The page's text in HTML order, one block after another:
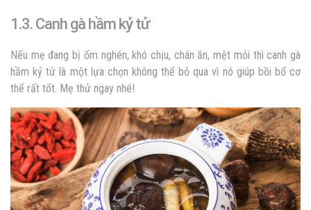
1.3. Canh gà hầm kỷ tử
Nếu mẹ đang bị ốm nghén, khó chịu, chán ăn, mệt mỏi thì canh gà
hầm kỷ tử là một lựa chọn không thể bỏ qua vì nó giúp bồi bổ cơ
thể rất tốt. Mẹ thử ngay nhé!